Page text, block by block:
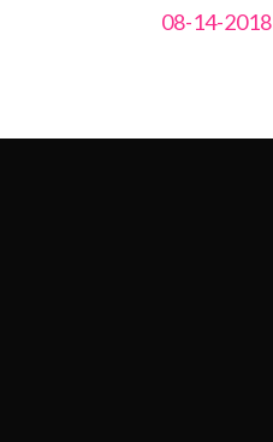
08-14-2018